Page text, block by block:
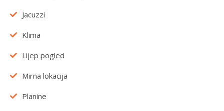
Jacuzzi
Klima
Lijep pogled
Mirna lokacija
Planine